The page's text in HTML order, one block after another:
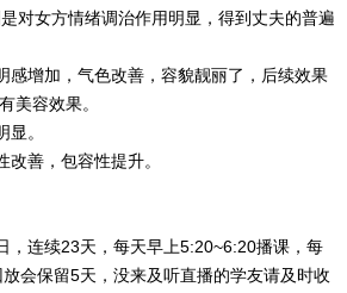
对女方情绪调治作用明显，得到丈夫的普遍
感增加，气色改善，容貌靓丽了，后续效果
美容效果。
。
善，包容性提升。
，连续23天，每天早上5:20~6:20播课，每
会保留5天，没来及听直播的学友请及时收